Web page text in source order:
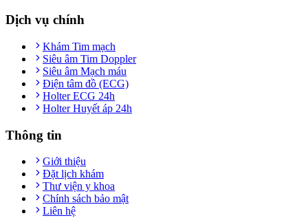
Dịch vụ chính
Khám Tim mạch
Siêu âm Tim Doppler
Siêu âm Mạch máu
Điện tâm đồ (ECG)
Holter ECG 24h
Holter Huyết áp 24h
Thông tin
Giới thiệu
Đặt lịch khám
Thư viện y khoa
Chính sách bảo mật
Liên hệ